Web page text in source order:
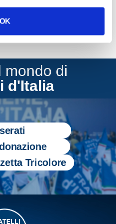
OK
mondo di
d'Italia
Tricolore